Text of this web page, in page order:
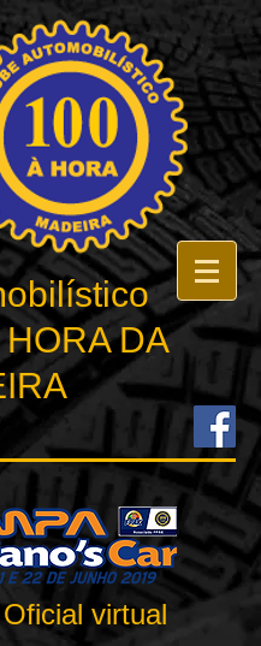
DA
virtual